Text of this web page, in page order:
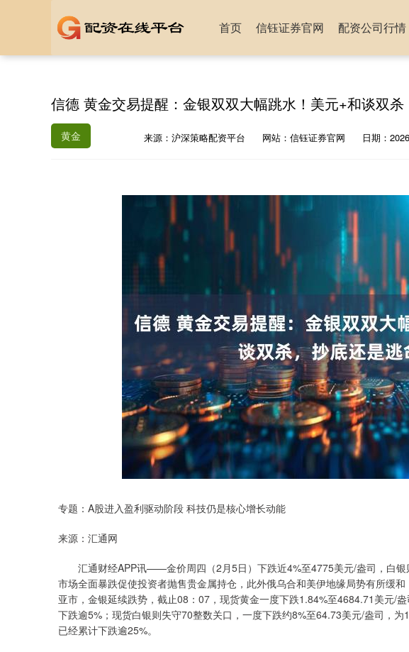
首页 信钰证券官网 配资公司行情
信德 黄金交易提醒：金银双双大幅跳水！美元+和谈双杀
黄金 来源：沪深策略配资平台 网站：信钰证券官网 日期：
专题：A股进入盈利驱动阶段 科技仍是核心增长动能
来源：汇通网
汇通财经APP讯——金价周四（2月5日）下跌近4%至4775美元/盎司，白银
市场全面暴跌促使投资者抛售贵金属持仓，此外俄乌合和美伊地缘局势有所缓和
亚市，金银延续跌势，截止08：07，现货黄金一度下跌1.84%至4684.71美元/
下跌逾5%；现货白银则失守70整数关口，一度下跌约8%至64.73美元/盎司，
已经累计下跌逾25%。
深证成指 14006.02 沪